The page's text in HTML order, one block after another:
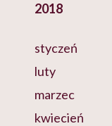
2018
styczeń
luty
marzec
kwiecień